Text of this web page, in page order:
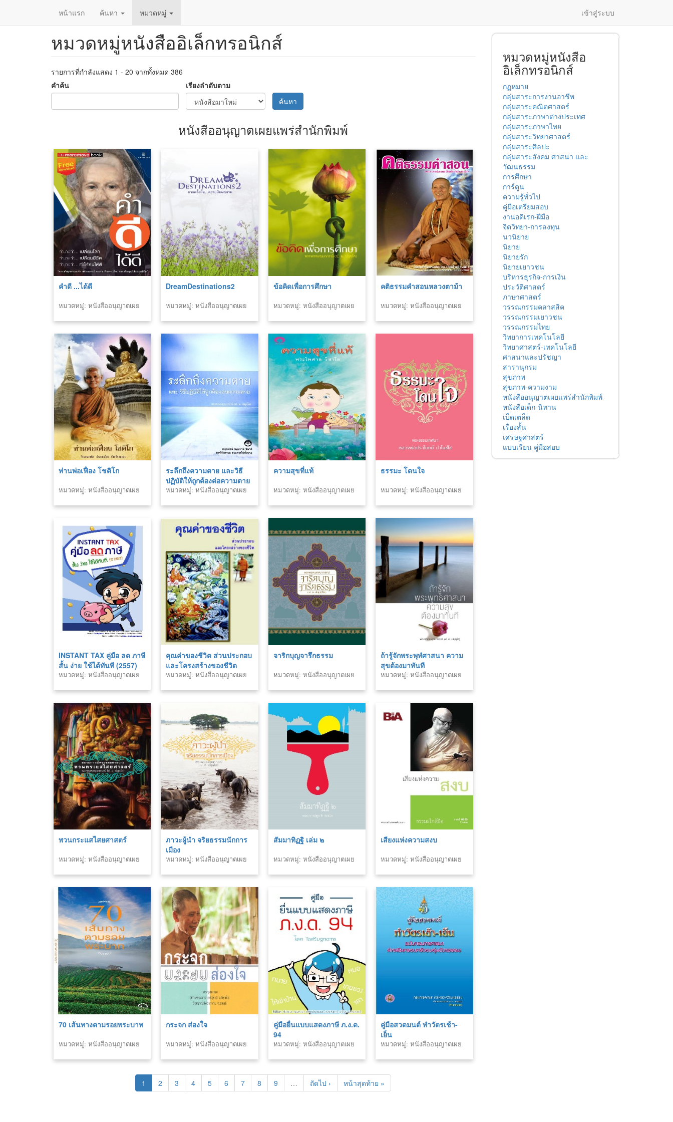
หน้าแรก ค้นหา หมวดหมู่ เข้าสู่ระบบ
หมวดหมู่หนังสืออิเล็กทรอนิกส์
รายการที่กำลังแสดง 1 - 20 จากทั้งหมด 386
คำค้น
เรียงลำดับตาม
ค้นหา
หนังสืออนุญาตเผยแพร่สำนักพิมพ์
คำดี ...ได้ดี
หมวดหมู่: หนังสืออนุญาตเผย
DreamDestinations2
หมวดหมู่: หนังสืออนุญาตเผย
ข้อคิดเพื่อการศึกษา
หมวดหมู่: หนังสืออนุญาตเผย
คติธรรมคำสอนหลวงตาม้า
หมวดหมู่: หนังสืออนุญาตเผย
ท่านพ่อเฟื่อง โชติโก
หมวดหมู่: หนังสืออนุญาตเผย
ระลึกถึงความตาย และวิธี
ปฏิบัติให้ถูกต้องต่อความตาย
หมวดหมู่: หนังสืออนุญาตเผย
ความสุขที่แท้
หมวดหมู่: หนังสืออนุญาตเผย
ธรรมะ โดนใจ
หมวดหมู่: หนังสืออนุญาตเผย
INSTANT TAX คู่มือ ลด ภาษี
สั้น ง่าย ใช้ได้ทันที (2557)
หมวดหมู่: หนังสืออนุญาตเผย
คุณค่าของชีวิต ส่วนประกอบ
และโครงสร้างของชีวิต
หมวดหมู่: หนังสืออนุญาตเผย
จาริกบุญจารึกธรรม
หมวดหมู่: หนังสืออนุญาตเผย
ถ้ารู้จักพระพุทํศาสนา ความ
สุขต้องมาทันที
หมวดหมู่: หนังสืออนุญาตเผย
พวนกระแสไสยศาสตร์
หมวดหมู่: หนังสืออนุญาตเผย
ภาวะผู้นำ จริยธรรมนักการ
เมือง
หมวดหมู่: หนังสืออนุญาตเผย
สัมมาทิฏฐิ เล่ม ๒
หมวดหมู่: หนังสืออนุญาตเผย
เสียงแห่งความสงบ
หมวดหมู่: หนังสืออนุญาตเผย
70 เส้นทางตามรอยพระบาท
หมวดหมู่: หนังสืออนุญาตเผย
กระจก ส่องใจ
หมวดหมู่: หนังสืออนุญาตเผย
คู่มือยื่นแบบแสดงภาษี ภ.ง.ด.
94
หมวดหมู่: หนังสืออนุญาตเผย
คู่มือสวดมนต์ ทำวัตรเช้า-
เย็น
หมวดหมู่: หนังสืออนุญาตเผย
1 2 3 4 5 6 7 8 9 … ถัดไป › หน้าสุดท้าย »
หมวดหมู่หนังสือ
อิเล็กทรอนิกส์
กฏหมาย
กลุ่มสาระการงานอาชีพ
กลุ่มสาระคณิตศาสตร์
กลุ่มสาระภาษาต่างประเทศ
กลุ่มสาระภาษาไทย
กลุ่มสาระวิทยาศาสตร์
กลุ่มสาระศิลปะ
กลุ่มสาระสังคม ศาสนา และ
วัฒนธรรม
การศึกษา
การ์ตูน
ความรู้ทั่วไป
คู่มือเตรียมสอบ
งานอดิเรก-ฝีมือ
จิตวิทยา-การลงทุน
นวนิยาย
นิยาย
นิยายรัก
นิยายเยาวชน
บริหารธุรกิจ-การเงิน
ประวัติศาสตร์
ภาษาศาสตร์
วรรณกรรมคลาสสิค
วรรณกรรมเยาวชน
วรรณกรรมไทย
วิทยาการเทคโนโลยี
วิทยาศาสตร์-เทคโนโลยี
ศาสนาและปรัชญา
สารานุกรม
สุขภาพ
สุขภาพ-ความงาม
หนังสืออนุญาตเผยแพร่สำนักพิมพ์
หนังสือเด็ก-นิทาน
เบ็ดเตล็ด
เรื่องสั้น
เศรษฐศาสตร์
แบบเรียน คู่มือสอบ